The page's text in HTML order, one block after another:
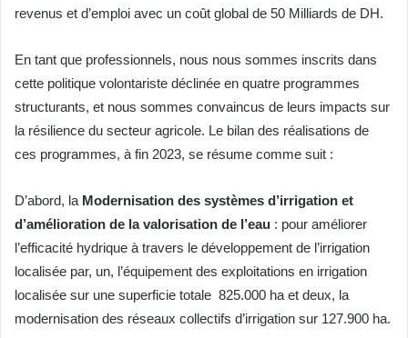
revenus et d’emploi avec un coût global de 50 Milliards de DH.
En tant que professionnels, nous nous sommes inscrits dans
cette politique volontariste déclinée en quatre programmes
structurants, et nous sommes convaincus de leurs impacts sur
la résilience du secteur agricole. Le bilan des réalisations de
ces programmes, à fin 2023, se résume comme suit :
D’abord, la Modernisation des systèmes d’irrigation et
d’amélioration de la valorisation de l’eau : pour améliorer
l’efficacité hydrique à travers le développement de l’irrigation
localisée par, un, l’équipement des exploitations en irrigation
localisée sur une superficie totale 825.000 ha et deux, la
modernisation des réseaux collectifs d’irrigation sur 127.900 ha.